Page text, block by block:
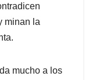
minan la
mucho a los